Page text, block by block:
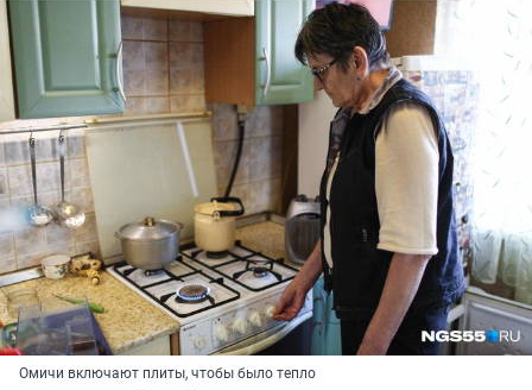
Омичи включают плиты, чтобы было тепло